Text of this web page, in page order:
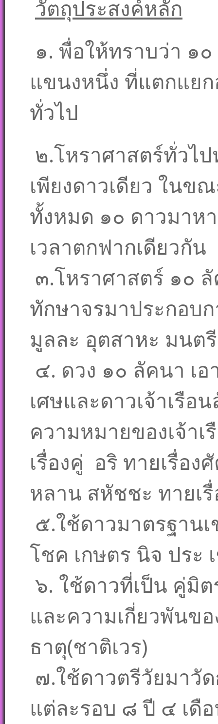
วัตถุประสงค์หลัก
๑. พื่อให้ทราบว่า ๑
แขนงหนึ่ง ที่แตกแย
ทั่วไป
๒.โหราศาสตร์ทั่วไ
เพียงดาวเดียว ในข
ทั้งหมด ๑๐ ดาวมาห
เวลาตกฟากเดียวกัน
๓.โหราศาสตร์ ๑๐
ทักษาจรมาประกอบ
มูลละ อุตสาหะ มนต
๔. ดวง ๑๐ ลัคนา เอ
เศษและดาวเจ้าเรื
ความหมายของเจ้า
เรื่องคู่ อริ ทายเรื่อง
หลาน สหัชชะ ทายเ
๕.ใช้ดาวมาตรฐาน
โชค เกษตร นิจ ประ
๖. ใช้ดาวที่เป็น คู่มิ
และความเกี่ยวพันข
ธาตุ(ชาติเวร)
๗.ใช้ดาวตรีวัยมาวั
แต่ละรอบ ๘ ปี ๔ เดื